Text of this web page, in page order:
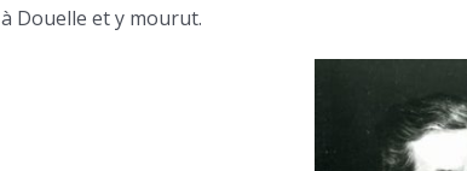
à Douelle et y mourut.